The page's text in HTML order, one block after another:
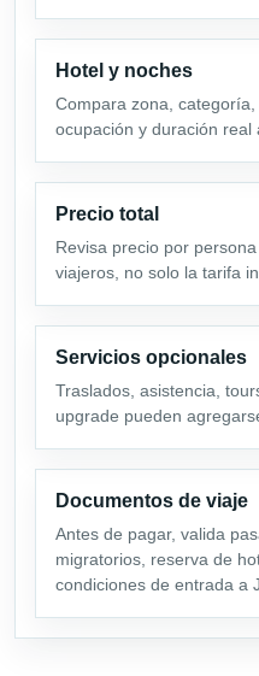
Hotel y noches
Compara zona,
ocupación y duración real
Precio total
Revisa precio por
viajeros, no solo la tarifa
Servicios opcionales
Traslados, asistencia,
upgrade pueden
Documentos de viaje
Antes de pagar, valida
migratorios, reserva de
condiciones de entrada a